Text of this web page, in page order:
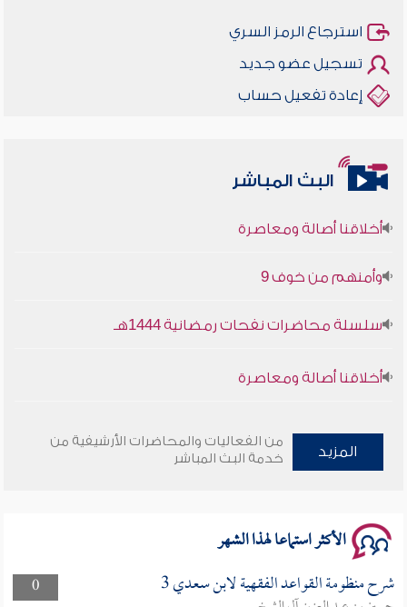
استرجاع الرمز السري
تسجيل عضو جديد
إعادة تفعيل حساب
البث المباشر
سلسلة محاضرات نفحات رمضانية 1444هـ
المزيد
من الفعاليات والمحاضرات الأرشيفية من
خدمة البث المباشر
الأكثر استماعا لهذا الشهر
0 شرح منظومة القواعد الفقهية لابن سعدي 3